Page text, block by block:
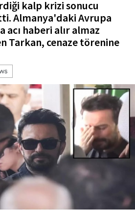
kalp krizi sonucu
Almanya'daki Avrupa
acı haberi alır almaz
Tarkan, cenaze törenine